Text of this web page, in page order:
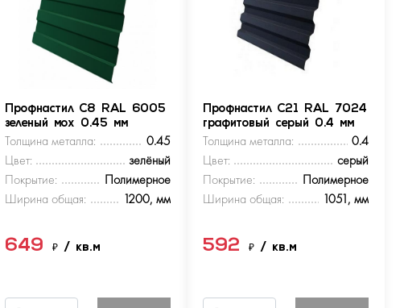
Профнастил С8 RAL 6005
зеленый мох 0.45 мм
Толщина металла:
0.45
Цвет:
зелёный
Покрытие:
Полимерное
Ширина общая:
1200, мм
649₽/ кв.м
Профнастил С21 RAL 7024
графитовый серый 0.4 мм
Толщина металла:
0.4
Цвет:
серый
Покрытие:
Полимерное
Ширина общая:
1051, мм
592 ₽ / кв.м